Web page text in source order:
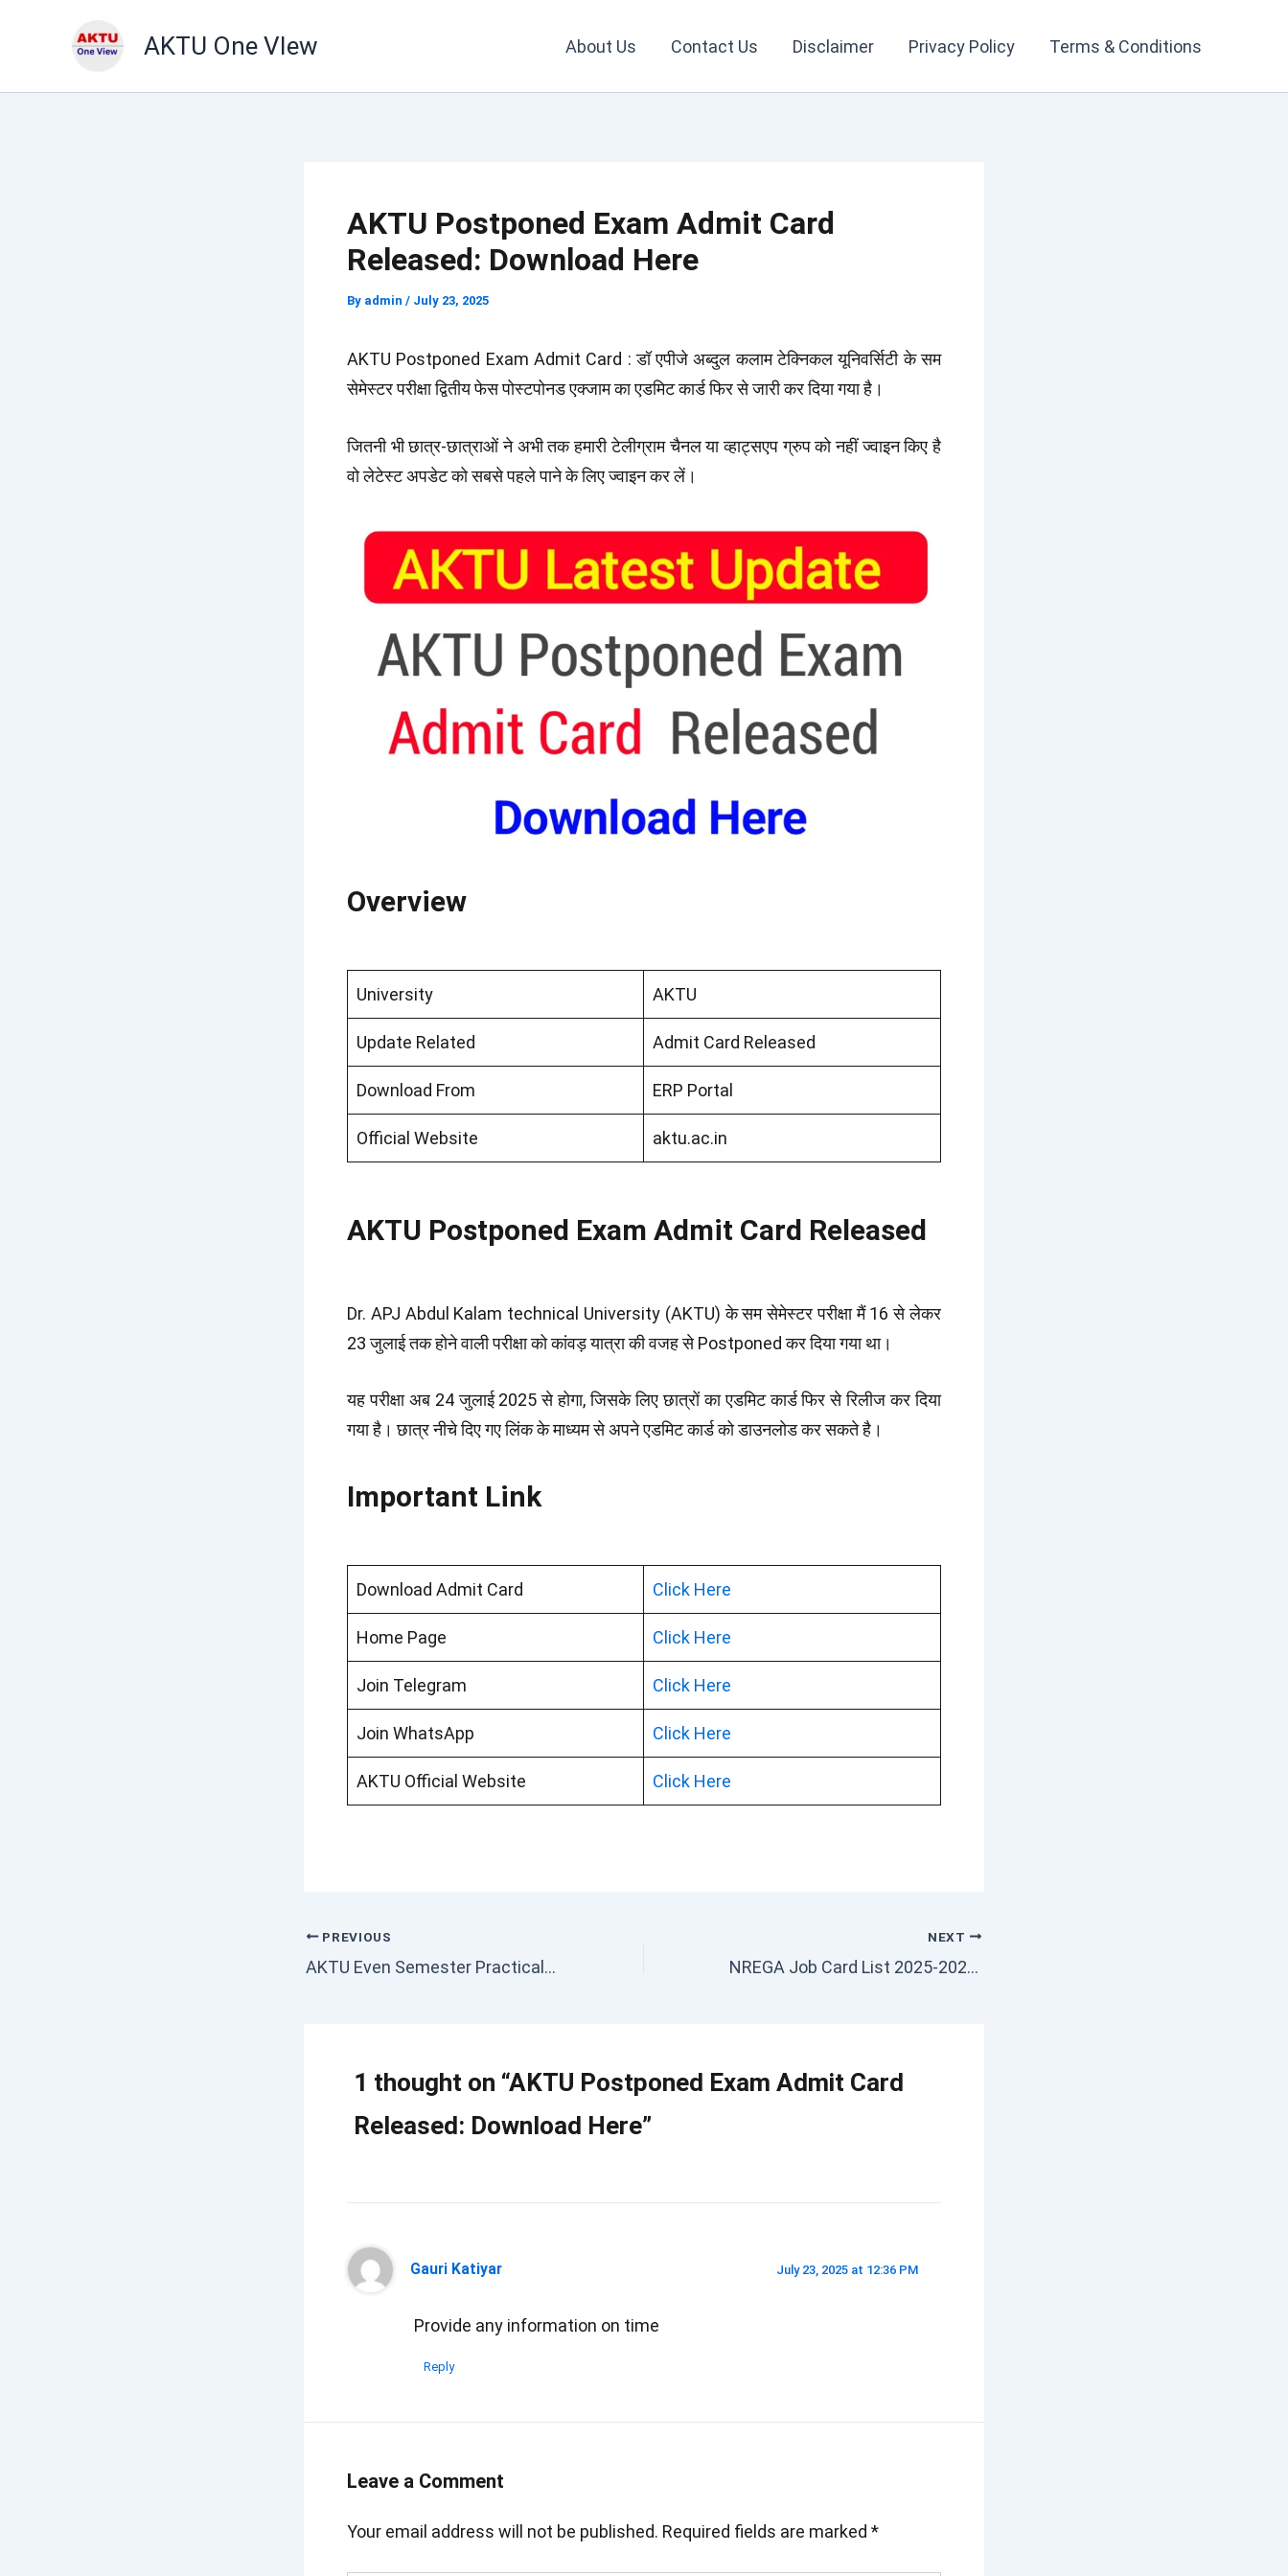
AKTU One VIew About Us Contact Us Disclaimer Privacy Policy Terms & Conditions
AKTU Postponed Exam Admit Card
Released: Download Here
By admin / July 23, 2025
AKTU Postponed Exam Admit Card : डॉ एपीजे अब्दुल कलाम टेक्निकल यूनिवर्सिटी के सम
सेमेस्टर परीक्षा द्वितीय फेस पोस्टपोनड एक्जाम का एडमिट कार्ड फिर से जारी कर दिया गया है।
जितनी भी छात्र-छात्राओं ने अभी तक हमारी टेलीग्राम चैनल या व्हाट्सएप ग्रुप को नहीं ज्वाइन किए है
वो लेटेस्ट अपडेट को सबसे पहले पाने के लिए ज्वाइन कर लें।
Overview
University AKTU
Update Related Admit Card Released
Download From ERP Portal
Official Website aktu.ac.in
AKTU Postponed Exam Admit Card Released
Dr. APJ Abdul Kalam technical University (AKTU) के सम सेमेस्टर परीक्षा मैं 16 से लेकर
23 जुलाई तक होने वाली परीक्षा को कांवड़ यात्रा की वजह से Postponed कर दिया गया था।
यह परीक्षा अब 24 जुलाई 2025 से होगा, जिसके लिए छात्रों का एडमिट कार्ड फिर से रिलीज कर दिया
गया है। छात्र नीचे दिए गए लिंक के माध्यम से अपने एडमिट कार्ड को डाउनलोड कर सकते है।
Important Link
Download Admit Card Click Here
Home Page Click Here
Join Telegram Click Here
Join WhatsApp Click Here
AKTU Official Website Click Here
PREVIOUS
AKTU Even Semester Practical Date 2025: अभी – अभी जारी हुआ Official Notice
NEXT
NREGA Job Card List 2025-2026 हुई जारी, अब घर बैठे देखें अपना नाम और करें Download
1 thought on “AKTU Postponed Exam Admit Card
Released: Download Here”
Gauri Katiyar July 23, 2025 at 12:36 PM
Provide any information on time
Reply
Leave a Comment
Your email address will not be published. Required fields are marked *